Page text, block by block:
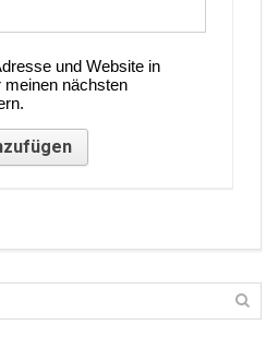
und Website in
nächsten